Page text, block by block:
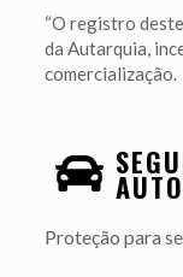
“O registro
da Autarquia,
comercialização.
.
Proteção para